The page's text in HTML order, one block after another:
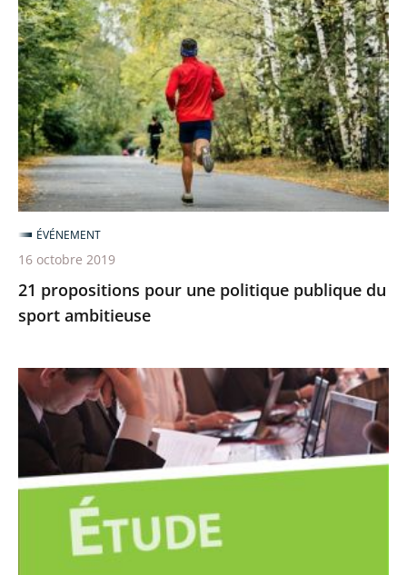
propositions
pour
une
politique
publique
du
sport
ambitieuse
21 propositions pour une politique publique du
sport ambitieuse
ÉVÉNEMENT
16 octobre 2019
Améliorer
et
développer
expérimentations
politiques